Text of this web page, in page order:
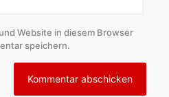
Website in diesem Browser
speichern.